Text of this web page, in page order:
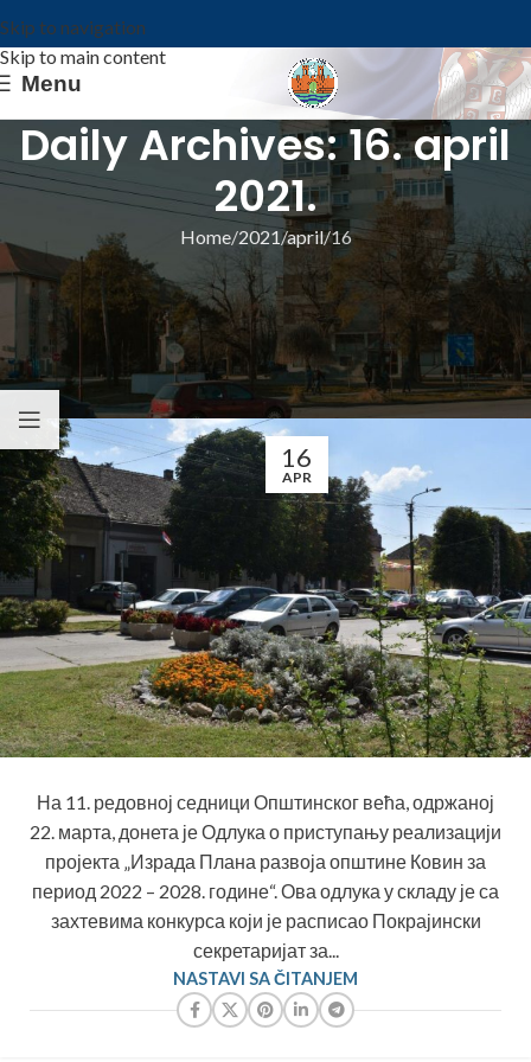
Skip to navigation
Skip to main content
Menu
Daily Archives: 16. april
2021.
Home 2021 april 16
ИЗ ОПШТИНЕ
СА СЕДНИЦА ВЕЋА: ИЗРАДА ПРОЈЕКТА
ПЛАНА РАЗВОЈА ОПШТИНЕ ЗА ПЕРИОД
2022-2028.
Општина Ковин
16
APR
На 11. редовној седници Општинског већа, одржаној
22. марта, донета је Одлука о приступању реализацији
пројекта „Израда Плана развоја општине Ковин за
период 2022 – 2028. године“. Ова одлука у складу је са
захтевима конкурса који је расписао Покрајински
секретаријат за...
NASTAVI SA ČITANJEM